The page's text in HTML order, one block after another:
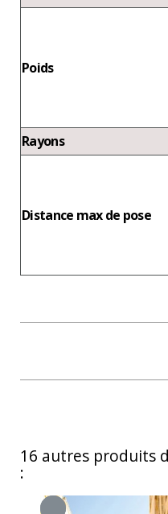
Poids
Rayons
Distance max de pose
16 autres produits
: